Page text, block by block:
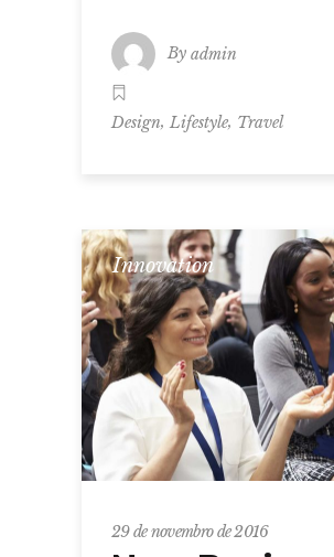
By admin
Design, Lifestyle, Travel
Innovation
29 de novembro de 2016